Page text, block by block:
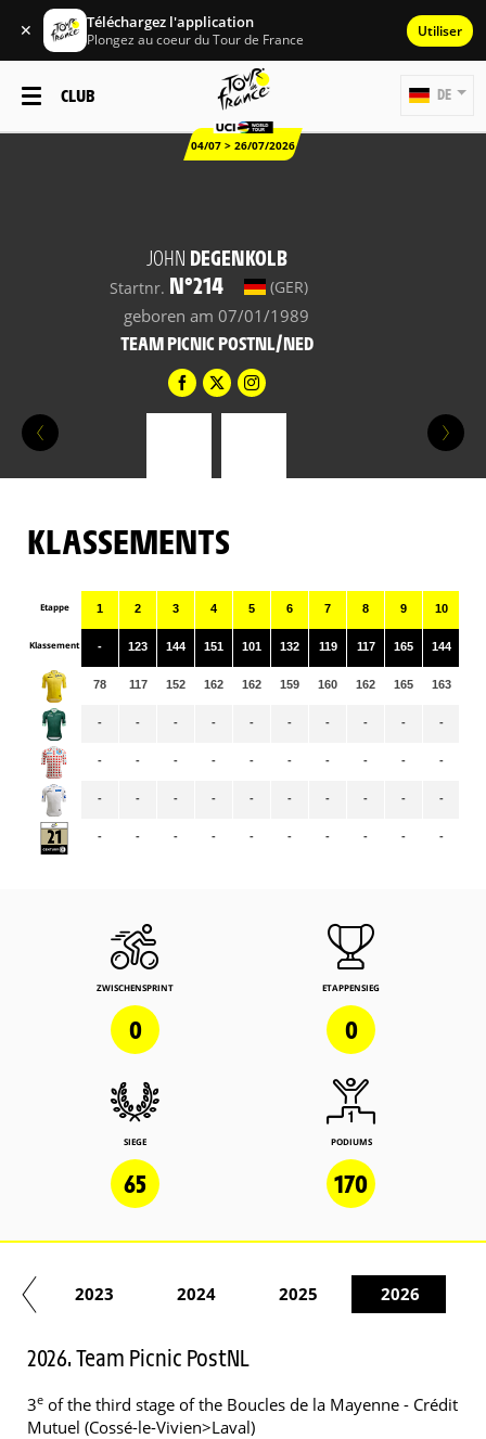
✕ Téléchargez l'application
Plongez au coeur du Tour de France Utiliser
CLUB
04/07 > 26/07/2026
DE
JOHN DEGENKOLB
Startnr. N°214 (GER)
geboren am 07/01/1989
TEAM PICNIC POSTNL/NED
KLASSEMENTS
Etappe
Klassement
1
-
78
-
-
-
-
2
123
117
-
-
-
-
3
144
152
-
-
-
-
4
151
162
-
-
-
-
5
101
162
-
-
-
-
6
132
159
-
-
-
-
7
119
160
-
-
-
-
8
117
162
-
-
-
-
9
165
165
-
-
-
-
10
144
163
-
-
-
-
ZWISCHENSPRINT
0
ETAPPENSIEG
0
SIEGE
65
PODIUMS
170
2023 2024 2025 2026
2026. Team Picnic PostNL
3e of the third stage of the Boucles de la Mayenne - Crédit
Mutuel (Cossé-le-Vivien>Laval)